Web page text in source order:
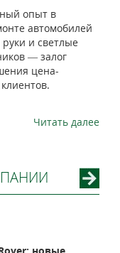
опыт в
автомобилей
и светлые
— залог
цена-
Читать далее